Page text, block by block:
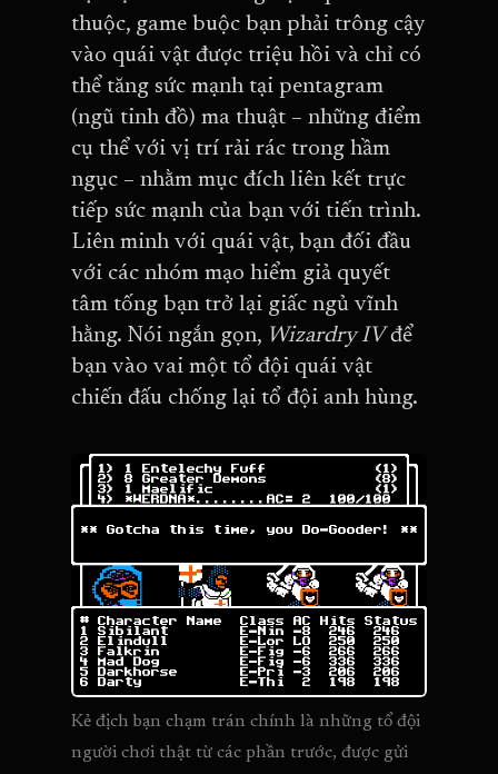
thuộc, game buộc bạn phải trông cậy
vào quái vật được triệu hồi và chỉ có
thể tăng sức mạnh tại pentagram
(ngũ tinh đồ) ma thuật – những điểm
cụ thể với vị trí rải rác trong hầm
ngục – nhằm mục đích liên kết trực
tiếp sức mạnh của bạn với tiến trình.
Liên minh với quái vật, bạn đối đầu
với các nhóm mạo hiểm giả quyết
tâm tống bạn trở lại giấc ngủ vĩnh
hằng. Nói ngắn gọn, Wizardry IVđể
bạn vào vai một tổ đội quái vật
chiến đấu chống lại tổ đội anh hùng.
Kẻ địch bạn chạm trán chính là những tổ đội
người chơi thật từ các phần trước, được gửi